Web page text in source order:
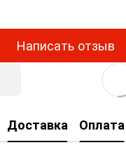
Написать отзыв
Доставка Оплата